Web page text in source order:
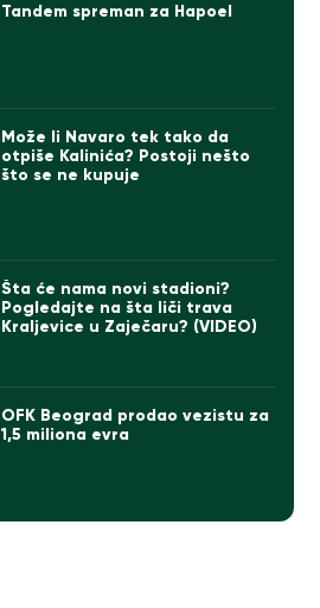
Tandem spreman za Hapoel
Može li Navaro tek tako da
otpiše Kalinića? Postoji nešto
što se ne kupuje
Šta će nama novi stadioni?
Pogledajte na šta liči trava
Kraljevice u Zaječaru? (VIDEO)
OFK Beograd prodao vezistu za
1,5 miliona evra